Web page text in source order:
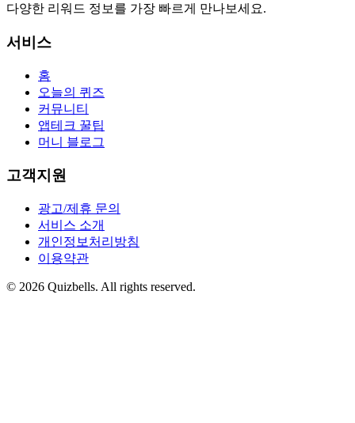
다양한 리워드 정보를 가장 빠르게 만나보세요.
서비스
홈
오늘의 퀴즈
커뮤니티
앱테크 꿀팁
머니 블로그
고객지원
광고/제휴 문의
서비스 소개
개인정보처리방침
이용약관
© 2026 Quizbells. All rights reserved.